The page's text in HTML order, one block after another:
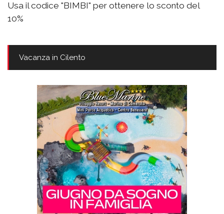
Usa il codice "BIMBI" per ottenere lo sconto del
10%
Vacanza in Cilento